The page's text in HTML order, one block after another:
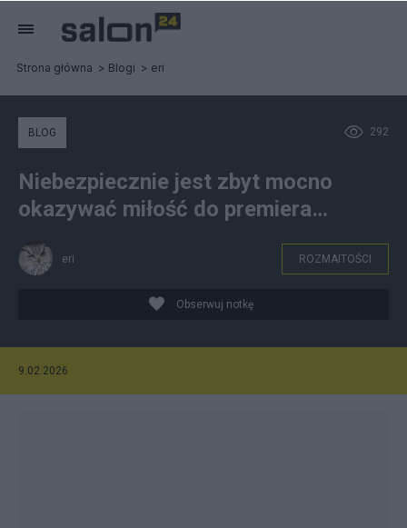
Strona główna Blogi eri
292
BLOG
Niebezpiecznie jest zbyt mocno
okazywać miłość do premiera…
eri ROZMAITOŚCI
Obserwuj notkę
9.02.2026